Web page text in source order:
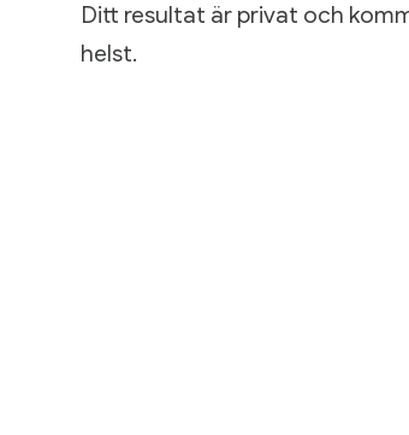
Ditt resultat är privat och
helst.